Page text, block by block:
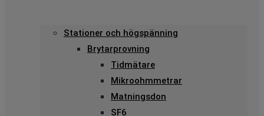
Stationer och högspänning
Brytarprovning
Tidmätare
Mikroohmmetrar
Matningsdon
SF6